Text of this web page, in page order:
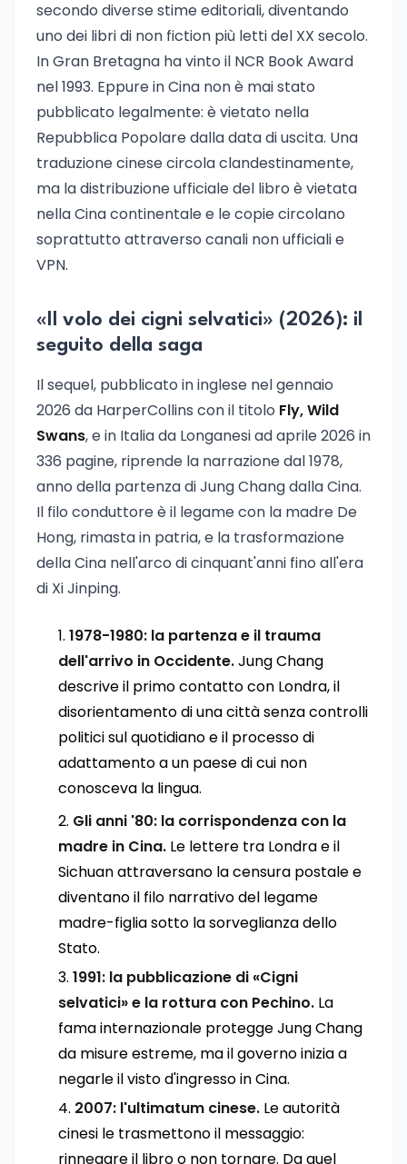
secondo diverse stime editoriali, diventando
uno dei libri di non fiction più letti del XX secolo.
In Gran Bretagna ha vinto il NCR Book Award
nel 1993. Eppure in Cina non è mai stato
pubblicato legalmente: è vietato nella
Repubblica Popolare dalla data di uscita. Una
traduzione cinese circola clandestinamente,
ma la distribuzione ufficiale del libro è vietata
nella Cina continentale e le copie circolano
soprattutto attraverso canali non ufficiali e
VPN.
«Il volo dei cigni selvatici» (2026): il
seguito della saga
Il sequel, pubblicato in inglese nel gennaio
2026 da HarperCollins con il titolo Fly, Wild
Swans, e in Italia da Longanesi ad aprile 2026 in
336 pagine, riprende la narrazione dal 1978,
anno della partenza di Jung Chang dalla Cina.
Il filo conduttore è il legame con la madre De
Hong, rimasta in patria, e la trasformazione
della Cina nell'arco di cinquant'anni fino all'era
di Xi Jinping.
1978-1980: la partenza e il trauma
dell'arrivo in Occidente.Jung Chang
descrive il primo contatto con Londra, il
disorientamento di una città senza controlli
politici sul quotidiano e il processo di
adattamento a un paese di cui non
conosceva la lingua.
Gli anni '80: la corrispondenza con la
madre in Cina. Le lettere tra Londra e il
Sichuan attraversano la censura postale e
diventano il filo narrativo del legame
madre-figlia sotto la sorveglianza dello
Stato.
1991: la pubblicazione di «Cigni
selvatici» e la rottura con Pechino. La
fama internazionale protegge Jung Chang
da misure estreme, ma il governo inizia a
negarle il visto d'ingresso in Cina.
2007: l'ultimatum cinese. Le autorità
cinesi le trasmettono il messaggio:
rinnegare il libro o non tornare. Da quel